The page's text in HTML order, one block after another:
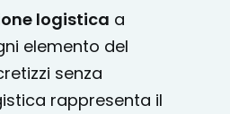
logistica a
elemento del
senza
rappresenta il